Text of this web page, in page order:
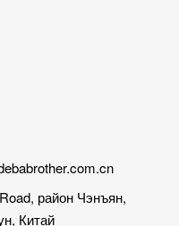
район Чэнъян,
Китай